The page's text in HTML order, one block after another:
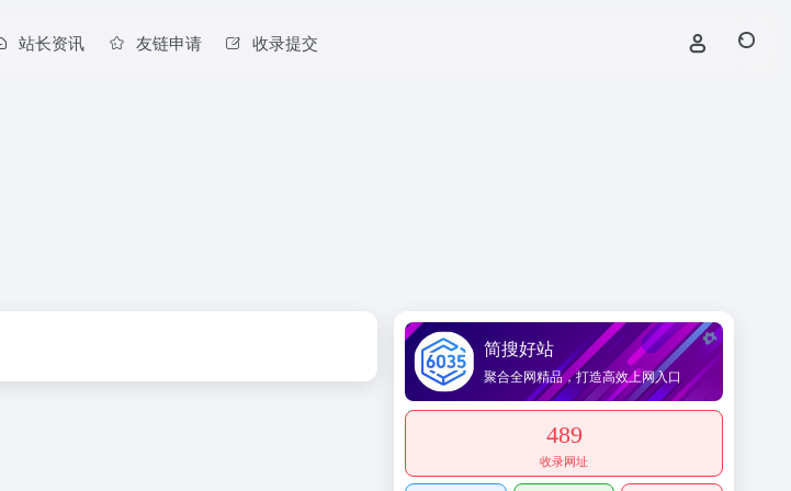
站长资讯 友链申请 收录提交
简搜好站
聚合全网精品，打造高效上网入口
489
收录网址